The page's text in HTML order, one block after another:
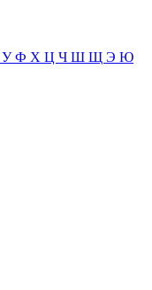
УФ Х Ц Ч Ш Щ Э Ю